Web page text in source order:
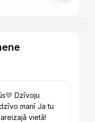
Dzīvoju
manī Ja tu
vietā!